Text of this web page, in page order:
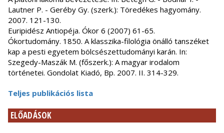
Lautner P. - Geréby Gy. (szerk.): Töredékes hagyomány.
2007. 121-130.
Euripidész Antiopéja. Ókor 6 (2007) 61-65.
Ókortudomány. 1850. A klasszika-filológia önálló tanszéket
kap a pesti egyetem bölcsészettudományi karán. In:
Szegedy-Maszák M. (főszerk.): A magyar irodalom
történetei. Gondolat Kiadó, Bp. 2007. II. 314-329.
Teljes publikációs lista
ELŐADÁSOK